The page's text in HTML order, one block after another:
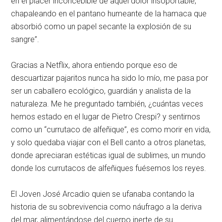
chapaleando en el pantano humeante de la hamaca que
absorbió como un papel secante la explosión de su
sangre”.
Gracias a Netflix, ahora entiendo porque eso de
descuartizar pajaritos nunca ha sido lo mío, me pasa por
ser un caballero ecológico, guardián y analista de la
naturaleza. Me he preguntado también, ¿cuántas veces
hemos estado en el lugar de Pietro Crespi? y sentirnos
como un “currutaco de alfeñique”, es como morir en vida,
y solo quedaba viajar con el Bell canto a otros planetas,
donde apreciaran estéticas igual de sublimes, un mundo
donde los currutacos de alfeñiques fuésemos los reyes.
El Joven José Arcadio quien se ufanaba contando la
historia de su sobrevivencia como náufrago a la deriva
del mar, alimentándose del cuerpo inerte de su